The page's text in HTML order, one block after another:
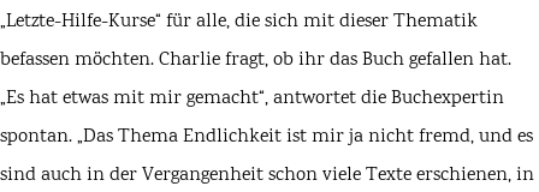
„Letzte-Hilfe-Kurse“ für alle, die sich mit dieser Thematik
befassen möchten. Charlie fragt, ob ihr das Buch gefallen hat.
„Es hat etwas mit mir gemacht“, antwortet die Buchexpertin
spontan. „Das Thema Endlichkeit ist mir ja nicht fremd, und es
sind auch in der Vergangenheit schon viele Texte erschienen, in